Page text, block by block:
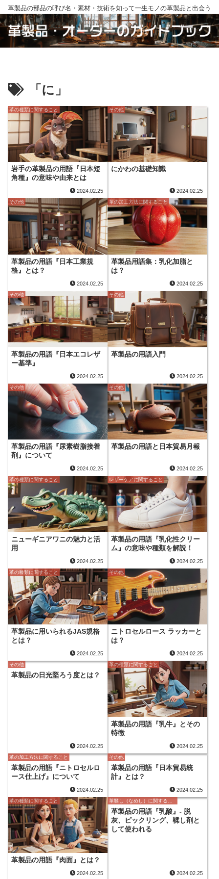
革製品の部品の呼び名・素材・技術を知って一生モノの革製品と出会う
「に」
革の種類に関すること
岩手の革製品の用語『日本短
角種』の意味や由来とは
2024.02.25
その他
にかわの基礎知識
2024.02.25
その他
革製品の用語『日本工業規
格』とは？
2024.02.25
革の加工方法に関すること
革製品用語集：乳化加脂と
は？
2024.02.25
その他
革製品の用語『日本エコレザ
ー基準』
2024.02.25
その他
革製品の用語入門
2024.02.25
その他
革製品の用語『尿素樹脂接着
剤』について
2024.02.25
その他
革製品の用語と日本貿易月報
2024.02.25
革の種類に関すること
ニューギニアワニの魅力と活
用
2024.02.25
レザーケアに関すること
革製品の用語『乳化性クリー
ム』の意味や種類を解説！
2024.02.25
革の種類に関すること
革製品に用いられるJAS規格
とは？
2024.02.25
その他
ニトロセルロース ラッカーと
は？
2024.02.25
その他
革製品の日光堅ろう度とは？
2024.02.25
革の種類に関すること
革製品の用語『乳牛』とその
特徴
2024.02.25
革の加工方法に関すること
革製品の用語『ニトロセルロ
ース仕上げ』について
2024.02.25
その他
革製品の用語『日本貿易統
計』とは？
2024.02.25
革の種類に関すること
革製品の用語『肉面』とは？
2024.02.25
革製品の用語『乳酸』- 脱
灰、ピックリング、鞣し剤と
して使われる
2024.02.25